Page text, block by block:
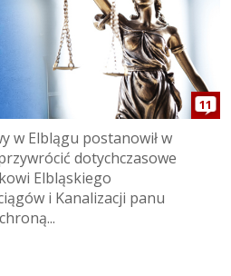
11
w Elblągu postanowił w
dotychczasowe
Elbląskiego
i Kanalizacji panu